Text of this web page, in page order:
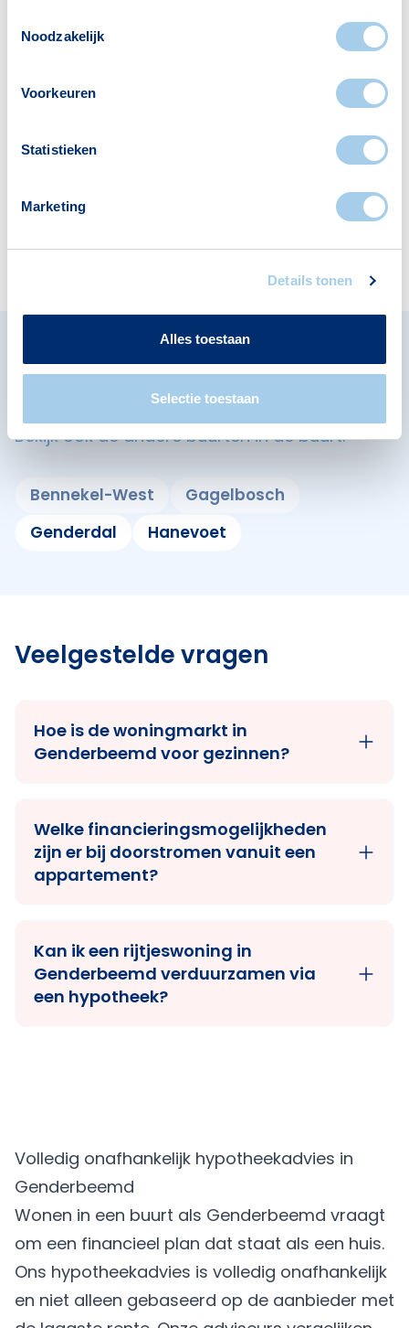
Noodzakelijk
Voorkeuren
Statistieken
Marketing
Details tonen
Alles toestaan
Selectie toestaan
Deze wijk heeft het allemaal voor je. Zo vind je
3 1
Omliggende buurten in
Bekijk ook de andere buurten in de buurt.
Bennekel-West
Gagelbosch
Genderdal
Hanevoet
Veelgestelde vragen
Hoe is de woningmarkt in
Genderbeemd voor gezinnen?
Welke financieringsmogelijkheden
zijn er bij doorstromen vanuit een
appartement?
Kan ik een rijtjeswoning in
Genderbeemd verduurzamen via
een hypotheek?
Volledig onafhankelijk hypotheekadvies in
Genderbeemd
Wonen in een buurt als Genderbeemd vraagt
om een financieel plan dat staat als een huis.
Ons hypotheekadvies is volledig onafhankelijk
en niet alleen gebaseerd op de aanbieder met